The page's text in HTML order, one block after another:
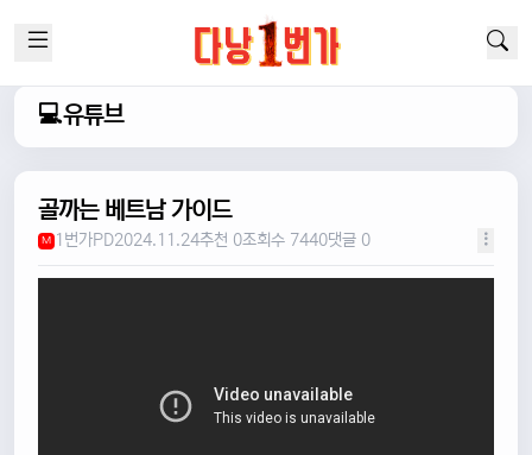
💻유튜브
골까는 베트남 가이드
M 1번가PD2024.11.24추천 0조회수 7440댓글 0